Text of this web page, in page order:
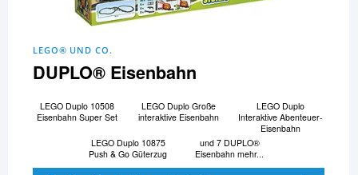
LEGO® UND CO.
DUPLO® Eisenbahn
LEGO Duplo 10508
Eisenbahn Super Set
LEGO Duplo Große
interaktive Eisenbahn
LEGO Duplo
Interaktive Abenteuer-
Eisenbahn
LEGO Duplo 10875
Push & Go Güterzug
und 7 DUPLO®
Eisenbahn mehr...